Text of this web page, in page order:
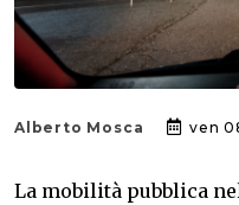
Alberto Mosca ven
La mobilità pubblica